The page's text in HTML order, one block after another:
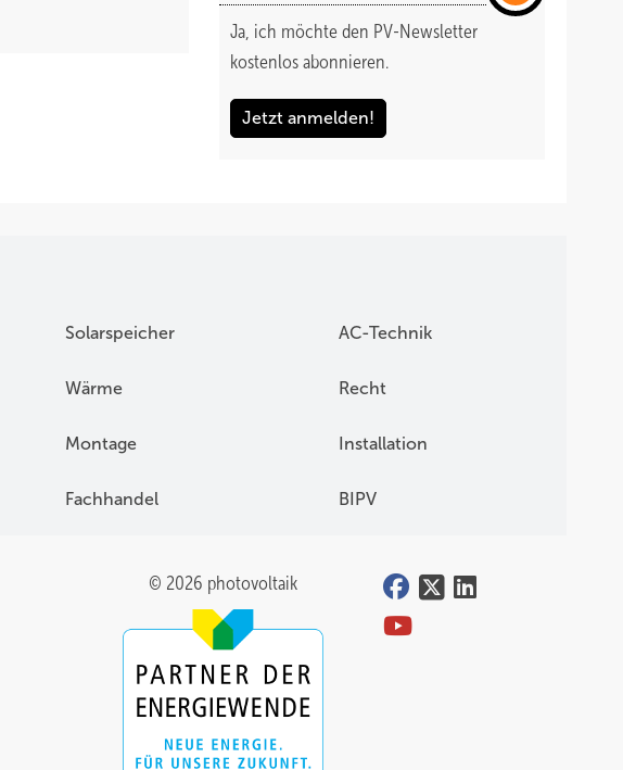
Ja, ich möchte den PV-Newsletter
kostenlos abonnieren.
Jetzt anmelden!
Solarspeicher AC-Technik
Wärme Recht
Montage Installation
Fachhandel BIPV
© 2026 photovoltaik